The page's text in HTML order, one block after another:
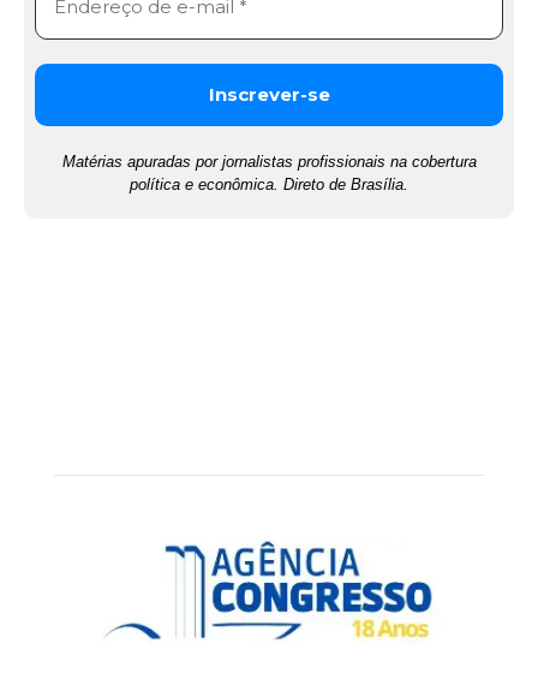
Matérias apuradas por jornalistas profissionais na cobertura
política e econômica. Direto de Brasília.